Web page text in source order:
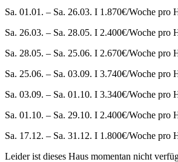
Sa. 01.01. – Sa. 26.03. I 1.870€/Woche pro
Sa. 26.03. – Sa. 28.05. I 2.400€/Woche pro
Sa. 28.05. – Sa. 25.06. I 2.670€/Woche pro
Sa. 25.06. – Sa. 03.09. I 3.740€/Woche pro
Sa. 03.09. – Sa. 01.10. I 3.340€/Woche pro
Sa. 01.10. – Sa. 29.10. I 2.400€/Woche pro
Sa. 17.12. – Sa. 31.12. I 1.800€/Woche pro
Leider ist dieses Haus momentan nicht